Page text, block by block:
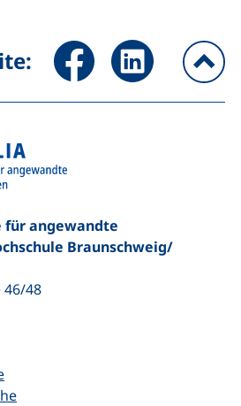
Seite über Facebook teilen
Seite über
für angewandte
Braunschweig/​
46/48
Link, öffnet neues Fenster)
einen Telefonanruf, wenn Ihr
(öffnet Ihr E-Mail-Programm)